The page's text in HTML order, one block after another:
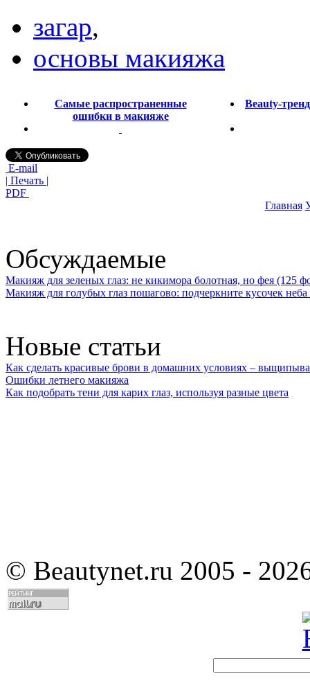
загар,
основы макияжа
Самые распространенные
ошибки в макияже
Beauty-
E-mail
| Печать |
PDF
Главная
Обсуждаемые
Макияж для зеленых глаз: не кикимора болотная, но фея (125
Макияж для голубых глаз пошагово: подчеркните кусочек
Новые статьи
Как сделать красивые брови в домашних условиях –
Ошибки летнего макияжа
Как подобрать тени для карих глаз, используя разные цвета
© Beautynet.ru 2005 -